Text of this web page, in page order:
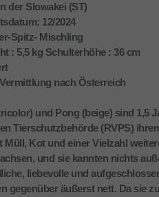
der Slowakei (ST)
12/2024
Spitz- Mischling
: 5,5 kg Schulterhöhe : 36 cm
nach Österreich
und Pong (beige) sind 1,5
Tierschutzbehörde (RVPS)
Müll, Kot und einer Vielzahl
und sie kannten nichts
liebevolle und
gegenüber äußerst nett. Da sie